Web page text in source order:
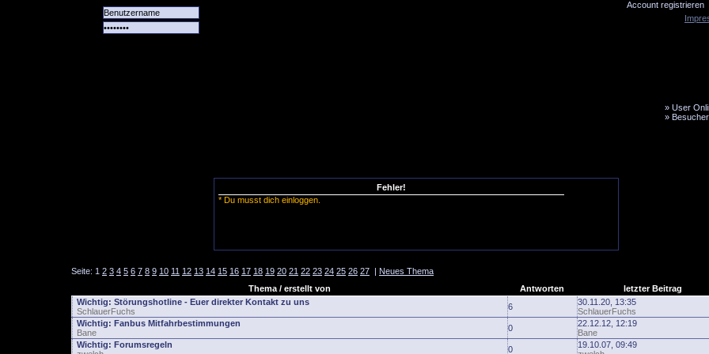
Account registrieren
» User
»
Fehler!
* Du musst dich einloggen.
Seite: 1 2 3 4 5 6 7 8 9 10 11 12 13 14 15 16 17 18 19 20 21 22 23 24 25 26 27 | Neues Thema
Thema / erstellt von
Antworten
letzter Beitrag
Wichtig: Störungshotline - Euer direkter Kontakt zu uns
SchlauerFuchs
6
30.11.20, 13:35
SchlauerFuchs
Wichtig: Fanbus Mitfahrbestimmungen
Bane
0
22.12.12, 12:19
Bane
Wichtig: Forumsregeln
0
19.10.07, 09:49